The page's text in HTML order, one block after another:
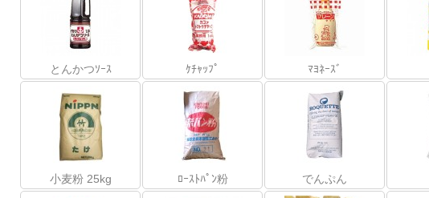
とんかつｿｰｽ ｹﾁｬｯﾌﾟ ﾏﾖﾈｰｽﾞ
小麦粉 25kg ﾛｰｽﾄﾊﾟﾝ粉 でんぷん